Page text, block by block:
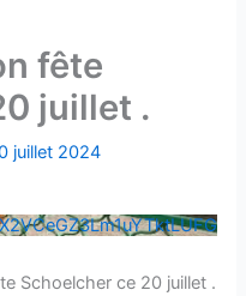
fête
juillet .
juillet 2024
Schoelcher ce 20 juillet .